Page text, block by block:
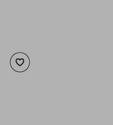
Добави към списъка с